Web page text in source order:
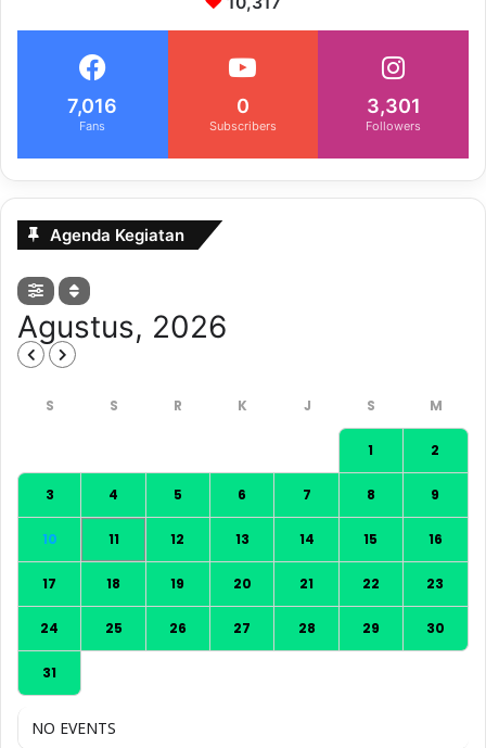
7,016
Fans
0
Subscribers
3,301
Followers
Agenda Kegiatan
Agustus, 2026
1 2
3 4 5 6 7 8 9
10 11 12 13 14 15 16
17 18 19 20 21 22 23
24 25 26 27 28 29 30
31
NO EVENTS